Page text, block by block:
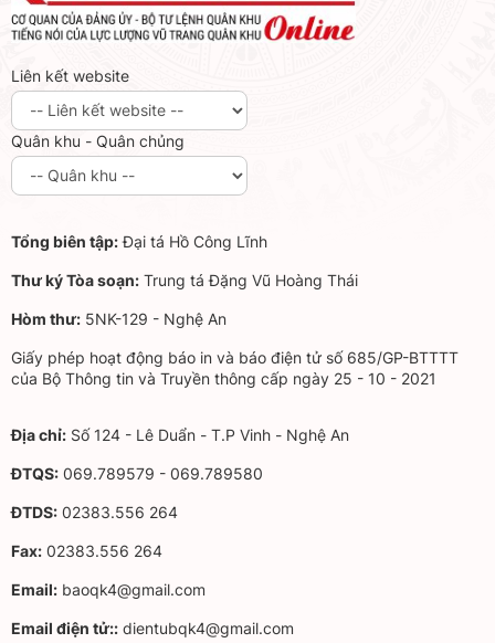
Liên kết website
Quân khu - Quân chủng
Tổng biên tập:Đại tá Hồ Công Lĩnh
Thư ký Tòa soạn: Trung tá Đặng Vũ Hoàng Thái
Hòm thư: 5NK-129 - Nghệ An
Giấy phép hoạt động báo in và báo điện tử số 685/GP-BTTTT
của Bộ Thông tin và Truyền thông cấp ngày 25 - 10 - 2021
Địa chỉ: Số 124 - Lê Duẩn - T.P Vinh - Nghệ An
ĐTQS: 069.789579 - 069.789580
ĐTDS: 02383.556 264
Fax: 02383.556 264
Email: baoqk4@gmail.com
Email điện tử:: dientubqk4@gmail.com